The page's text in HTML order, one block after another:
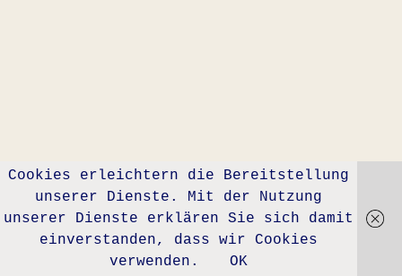
Cookies erleichtern die Bereitstellung
unserer Dienste. Mit der Nutzung
unserer Dienste erklären Sie sich damit
einverstanden, dass wir Cookies
verwenden.
OK